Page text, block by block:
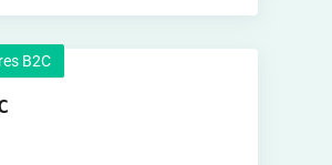
B2C